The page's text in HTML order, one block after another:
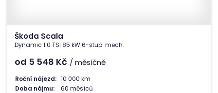
Škoda Scala
Dynamic 1.0 TSI 85 kW 6-stup. mech.
od 5 548 Kč / měsíčně
Roční nájezd: 10 000 km
Doba nájmu:
60 měsíců